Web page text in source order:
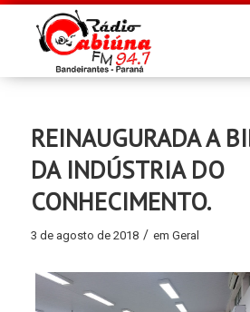
REINAUGURADA A
DA INDÚSTRIA DO
CONHECIMENTO.
3 de agosto de 2018 / em Geral